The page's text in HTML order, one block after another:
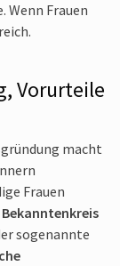
Wenn Frauen
Vorurteile
macht
Frauen
sogenannte